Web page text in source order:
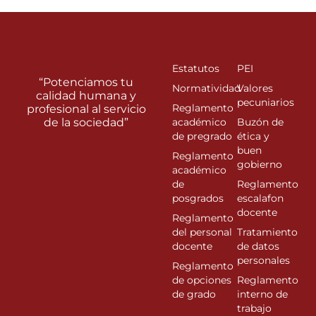
“Potenciamos tu
calidad humana y
profesional al servicio
de la sociedad”
Estatutos
Normatividad
Reglamento
académico
de pregrado
Reglamento
académico
de
posgrados
Reglamento
del personal
docente
Reglamento
de opciones
de grado
PEI
Valores
pecuniarios
Buzón de
ética y
buen
gobierno
Reglamento
escalafon
docente
Tratamiento
de datos
personales
Reglamento
interno de
trabajo